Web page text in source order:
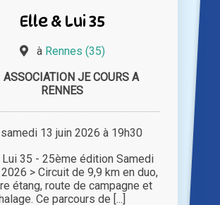
Elle & Lui 35
à Rennes (35)
ASSOCIATION JE COURS A
RENNES
13 juin 2026 à 19h30
Lui 35 - 25ème édition Samedi
> Circuit de 9,9 km en duo,
étang, route de campagne et
halage. Ce parcours de [...]